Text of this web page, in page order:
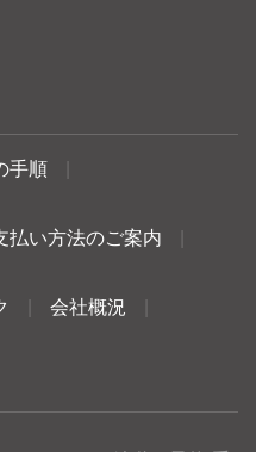
手順
払い方法のご案内
会社概況